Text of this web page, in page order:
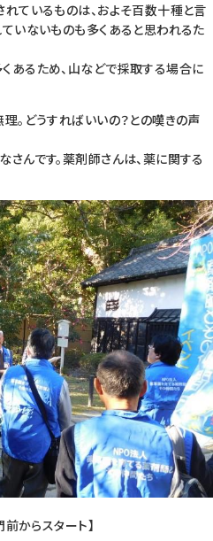
ているものは、およそ百数十種と言
いないものも多くあると思われるた
あるため、山などで採取する場合に
。どうすればいいの？との嘆きの声
んです。薬剤師さんは、薬に関する
からスタート】